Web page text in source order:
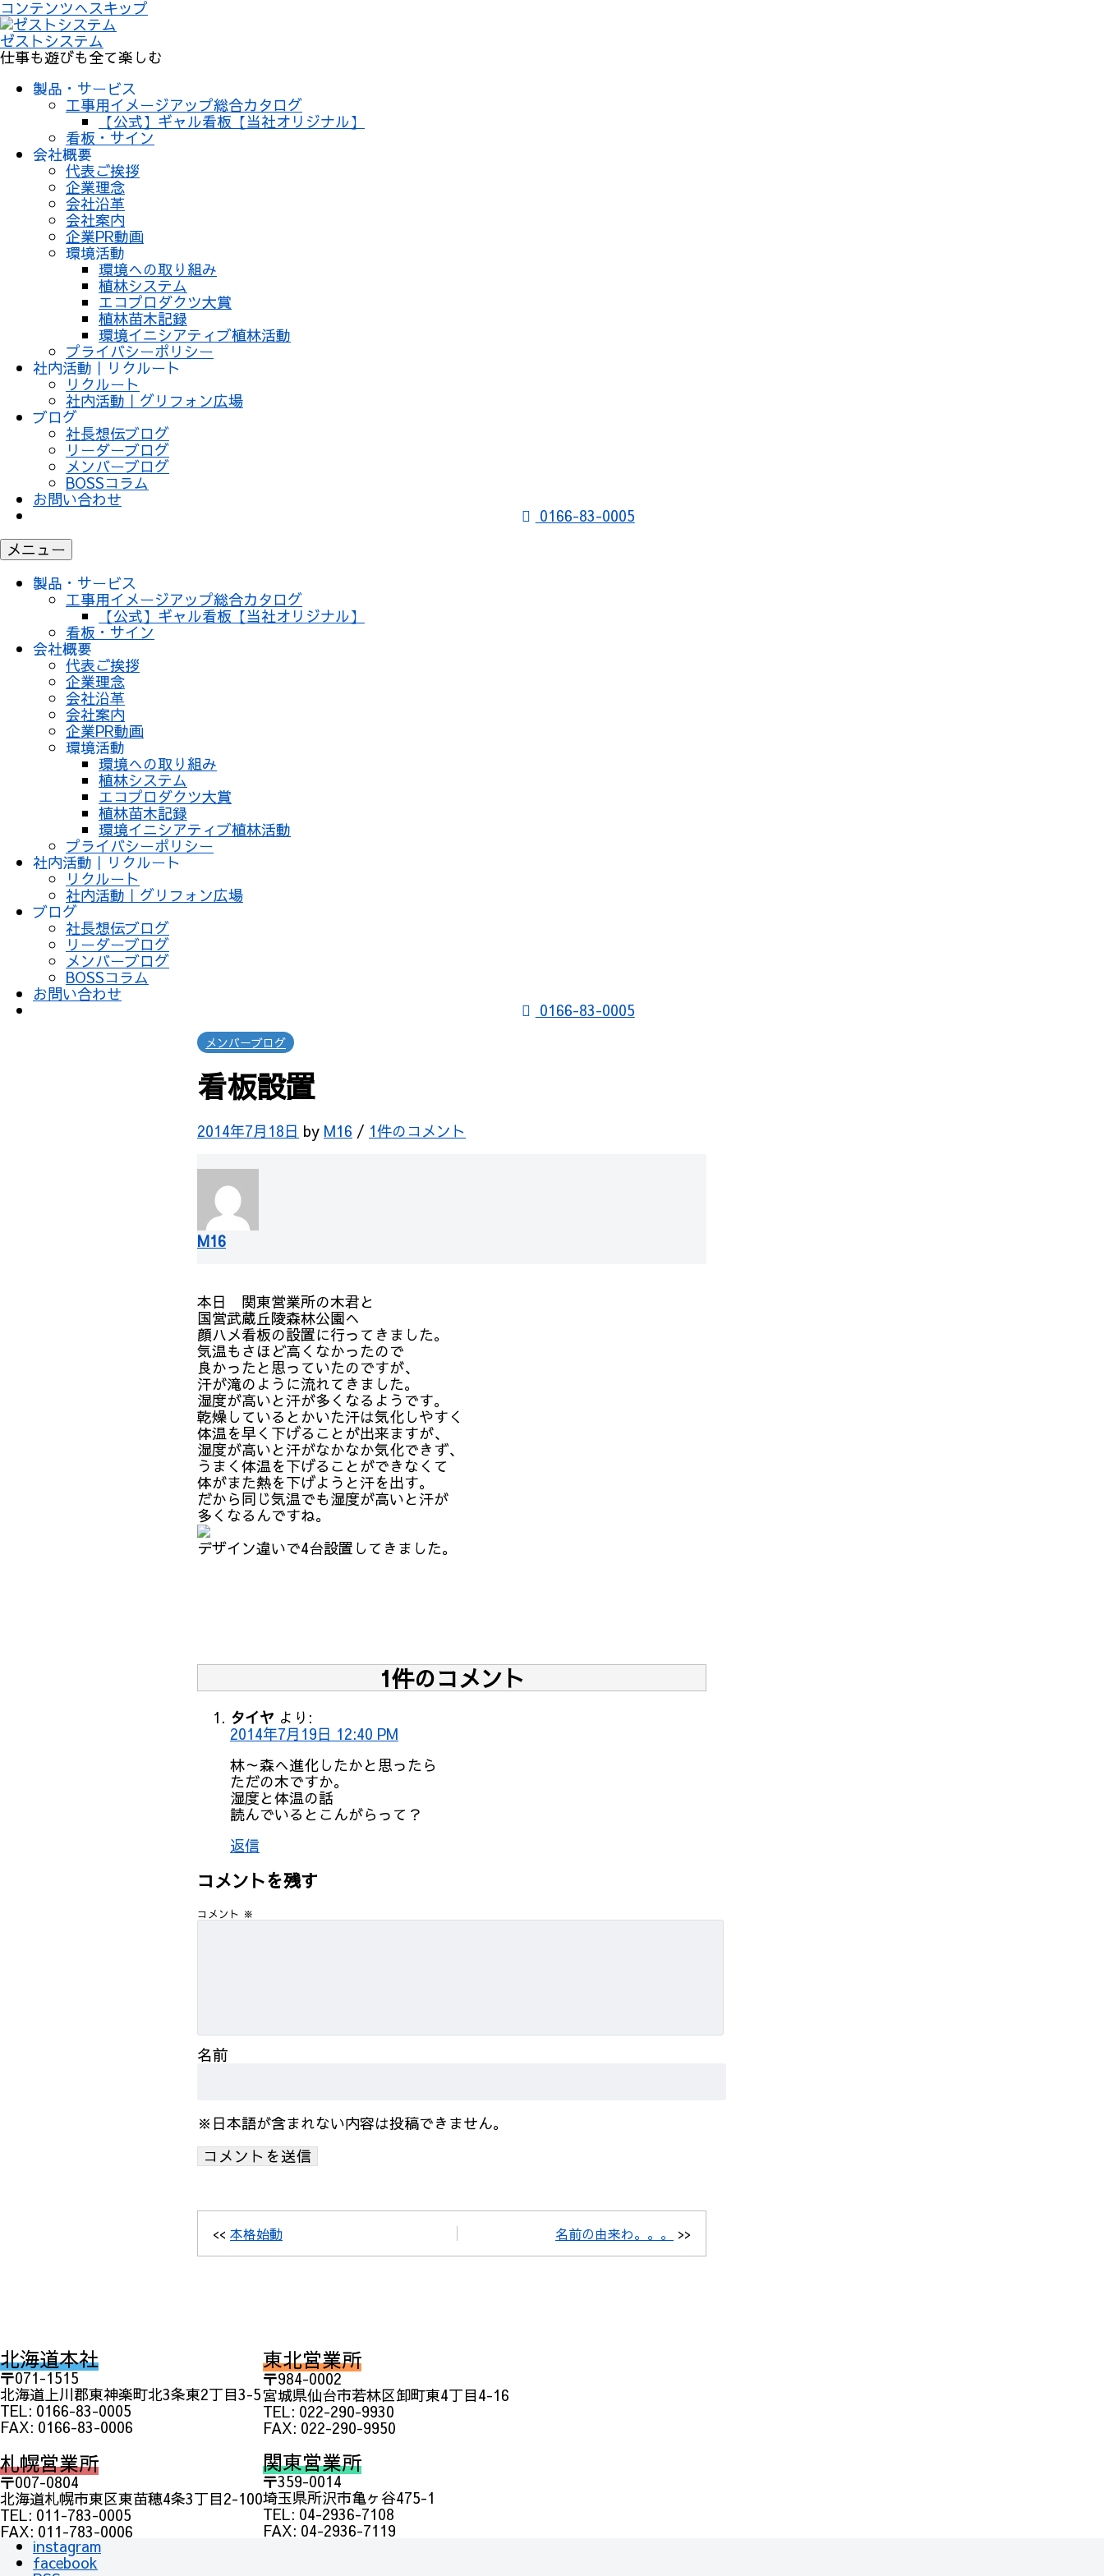
コンテンツへスキップ
ゼストシステム
仕事も遊びも全て楽しむ
製品・サービス
工事用イメージアップ総合カタログ
【公式】ギャル看板【当社オリジナル】
看板・サイン
会社概要
代表ご挨拶
企業理念
会社沿革
会社案内
企業PR動画
環境活動
環境への取り組み
植林システム
エコプロダクツ大賞
植林苗木記録
環境イニシアティブ植林活動
プライバシーポリシー
社内活動｜リクルート
リクルート
社内活動｜グリフォン広場
ブログ
社長想伝ブログ
リーダーブログ
メンバーブログ
BOSSコラム
お問い合わせ
0166-83-0005
メニュー
製品・サービス
工事用イメージアップ総合カタログ
【公式】ギャル看板【当社オリジナル】
看板・サイン
会社概要
代表ご挨拶
企業理念
会社沿革
会社案内
企業PR動画
環境活動
環境への取り組み
植林システム
エコプロダクツ大賞
植林苗木記録
環境イニシアティブ植林活動
プライバシーポリシー
社内活動｜リクルート
リクルート
社内活動｜グリフォン広場
ブログ
社長想伝ブログ
リーダーブログ
メンバーブログ
BOSSコラム
お問い合わせ
0166-83-0005
メンバーブログ
看板設置
2014年7月18日 by M16 / 1件のコメント
M16
本日 関東営業所の木君と
国営武蔵丘陵森林公園へ
顔ハメ看板の設置に行ってきました。
気温もさほど高くなかったので
良かったと思っていたのですが、
汗が滝のように流れてきました。
湿度が高いと汗が多くなるようです。
乾燥しているとかいた汗は気化しやすく
体温を早く下げることが出来ますが、
湿度が高いと汗がなかなか気化できず、
うまく体温を下げることができなくて
体がまた熱を下げようと汗を出す。
だから同じ気温でも湿度が高いと汗が
多くなるんですね。
デザイン違いで4台設置してきました。
1件のコメント
タイヤ より:
2014年7月19日 12:40 PM
林～森へ進化したかと思ったら
ただの木ですか。
湿度と体温の話
読んでいるとこんがらって？
返信
コメントを残す
コメント ※
名前
※日本語が含まれない内容は投稿できません。
<< 本格始動 名前の由来わ。。。 >>
北海道本社
〒071-1515
北海道上川郡東神楽町北3条東2丁目3-5
TEL: 0166-83-0005
FAX: 0166-83-0006
札幌営業所
〒007-0804
北海道札幌市東区東苗穂4条3丁目2-100
TEL: 011-783-0005
FAX: 011-783-0006
東北営業所
〒984-0002
宮城県仙台市若林区卸町東4丁目4-16
TEL: 022-290-9930
FAX: 022-290-9950
関東営業所
〒359-0014
埼玉県所沢市亀ヶ谷475-1
TEL: 04-2936-7108
FAX: 04-2936-7119
instagram
facebook